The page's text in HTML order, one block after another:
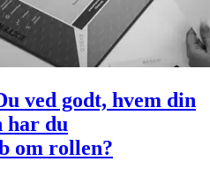
ved godt, hvem din
har du
om rollen?